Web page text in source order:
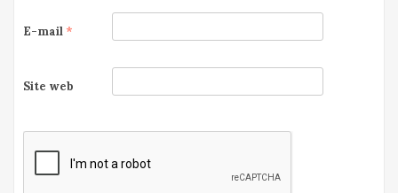
E-mail *
Site web